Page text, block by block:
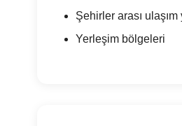
Şehirler arası ulaşım
Yerleşim bölgeleri